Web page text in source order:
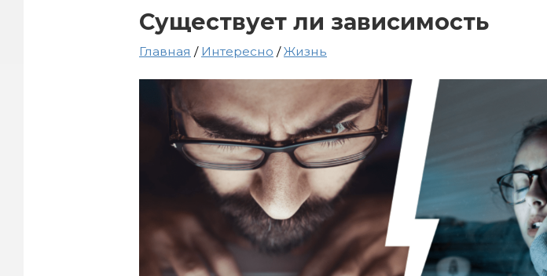
Существует ли зависимость
Главная / Интересно /Жизнь